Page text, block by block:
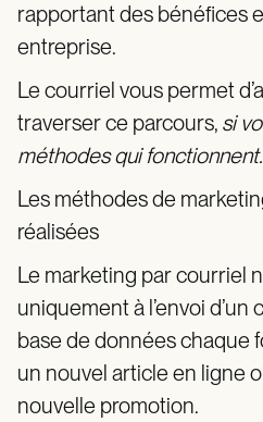
rapportant des bénéfices
entreprise.
Le courriel vous permet
traverser ce parcours, si
méthodes qui fonctionnent.
Les méthodes de
réalisées
Le marketing par courriel
uniquement à l’envoi
base de données chaque
un nouvel article en ligne
nouvelle promotion.